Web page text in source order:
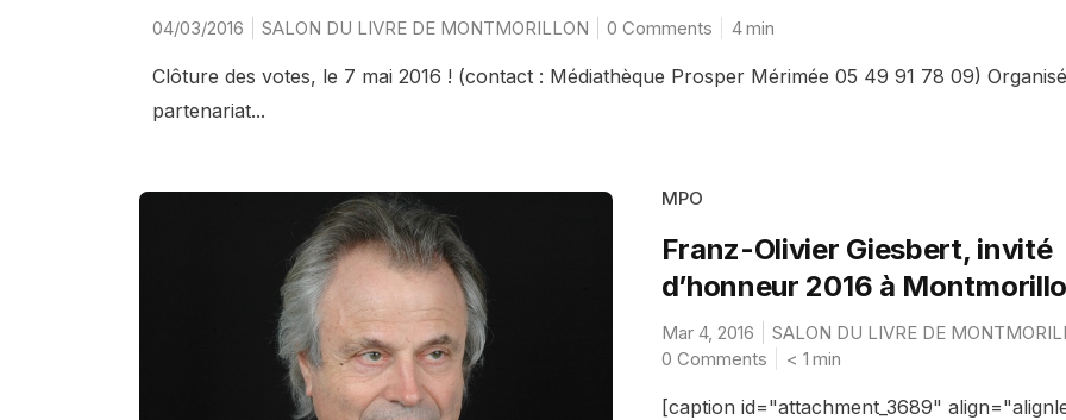
04/03/2016 SALON DU LIVRE DE MONTMORILLON 0 Comments 4min
Clôture des votes, le 7 mai 2016 ! (contact : Médiathèque Prosper Mérimée 05 49 91 78 09)
partenariat...
MPO
Franz-Olivier Giesbert, invité
d’honneur 2016 à
Mar 4, 2016
SALON DU LIVRE DE
0 Comments
< 1 min
[caption id="attachment_3689"